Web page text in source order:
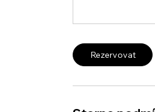
Rezervovat